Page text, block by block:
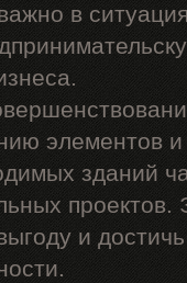
в
элементов
зданий
проектов.
и